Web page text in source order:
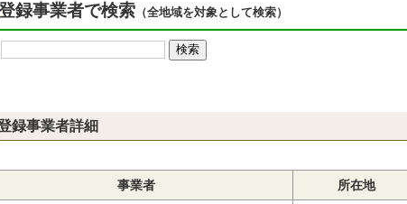
録事業者で検索 （全地域を対象として検索）
録事業者詳細
事業者 所在地